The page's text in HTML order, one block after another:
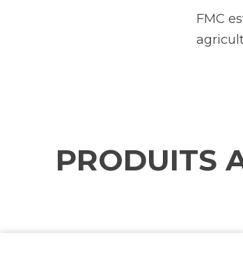
FMC
PRODUITS